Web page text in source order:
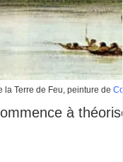
Terre de Feu, peinture de
à